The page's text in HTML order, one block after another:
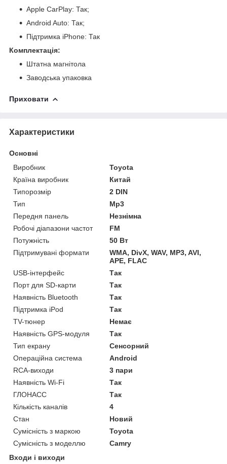
Apple CarPlay: Так;
Android Auto: Так;
Підтримка iPhone: Так
Комплектація:
Штатна магнітола
Заводська упаковка
Приховати
Характеристики
Основні
Виробник
Toyota
Країна виробник
Китай
Типорозмір
2 DIN
Тип
Mp3
Передня панель
Незнімна
Робочі діапазони частот
FM
Потужність
50 Вт
Підтримувані формати
WMA, DivX, WAV, MP3, AVI,
APE, FLAC
USB-інтерфейс
Так
Порт для SD-карти
Так
Наявність Bluetooth
Так
Підтримка iPod
Так
TV-тюнер
Немає
Наявність GPS-модуля
Так
Тип екрану
Сенсорний
Операційна система
Android
RCA-виходи
3 пари
Наявність Wi-Fi
Так
ГЛОНАСС
Так
Кількість каналів
4
Стан
Новий
Сумісність з маркою
Toyota
Сумісність з моделлю
Camry
Входи і виходи